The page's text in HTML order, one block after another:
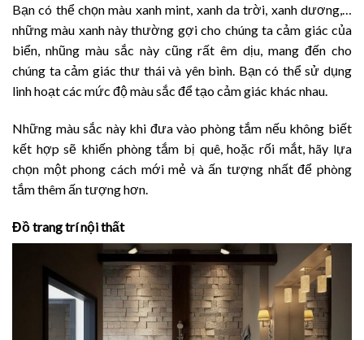
Bạn có thể chọn màu xanh mint, xanh da trời, xanh dương,…
những màu xanh này thường gợi cho chúng ta cảm giác của
biển, nhũng màu sắc này cũng rất êm dịu, mang đến cho
chúng ta cảm giác thư thái và yên bình. Bạn có thể sử dụng
linh hoạt các mức độ màu sắc để tạo cảm giác khác nhau.
Những màu sắc này khi đưa vào phòng tắm nếu không biết
kết hợp sẽ khiến phòng tắm bị quê, hoặc rối mắt, hãy lựa
chọn một phong cách mới mẻ và ấn tượng nhất để phòng
tắm thêm ấn tượng hơn.
Đồ trang trí nội thất